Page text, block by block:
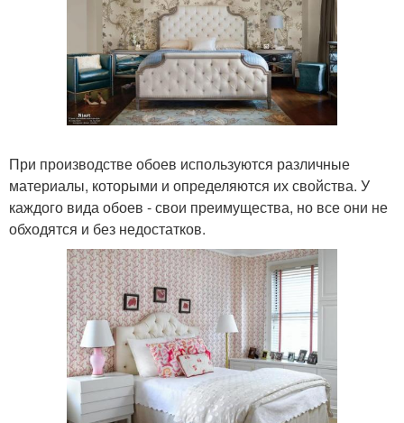
При производстве обоев используются различные
материалы, которыми и определяются их свойства. У
каждого вида обоев - свои преимущества, но все они не
обходятся и без недостатков.